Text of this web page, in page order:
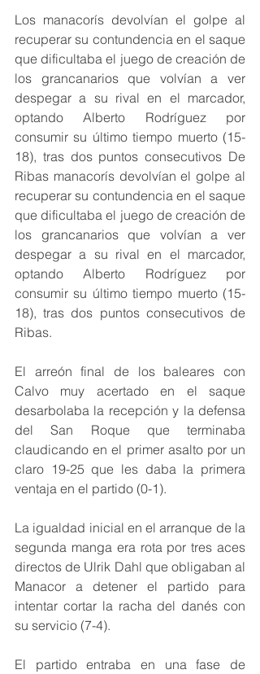
Los manacorís devolvían el golpe al
recuperar su contundencia en el saque
que dificultaba el juego de creación de
los grancanarios que volvían a ver
despegar a su rival en el marcador,
optando Alberto Rodríguez por
consumir su último tiempo muerto (15-
18), tras dos puntos consecutivos De
Ribas manacorís devolvían el golpe al
recuperar su contundencia en el saque
que dificultaba el juego de creación de
los grancanarios que volvían a ver
despegar a su rival en el marcador,
optando Alberto Rodríguez por
consumir su último tiempo muerto (15-
18), tras dos puntos consecutivos de
Ribas.
El arreón final de los baleares con
Calvo muy acertado en el saque
desarbolaba la recepción y la defensa
del San Roque que terminaba
claudicando en el primer asalto por un
claro 19-25 que les daba la primera
ventaja en el partido (0-1).
La igualdad inicial en el arranque de la
segunda manga era rota por tres aces
directos de Ulrik Dahl que obligaban al
Manacor a detener el partido para
intentar cortar la racha del danés con
su servicio (7-4).
El partido entraba en una fase de